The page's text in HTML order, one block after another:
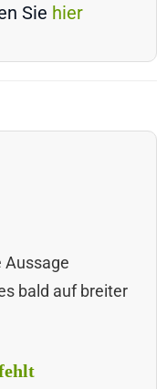
Sie hier
Aussage
bald auf breiter